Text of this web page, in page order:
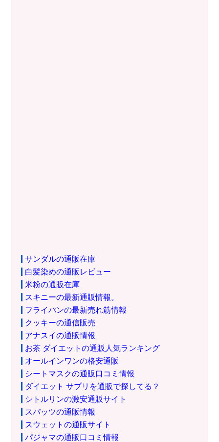
サンダルの通販在庫
白髪染めの通販レビュー
米粉の通販在庫
スキニーの最新通販情報。
フライパンの最新売れ筋情報
クッキーの通信販売
アナスイの通販情報
お茶 ダイエットの通販人気ランキング
オールインワンの格安通販
シートマスクの通販口コミ情報
ダイエット サプリを通販で探してる？
シトルリンの激安通販サイト
スパッツの通販情報
スウェットの通販サイト
パジャマの通販口コミ情報